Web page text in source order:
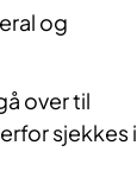
og
over til
sjekkes i